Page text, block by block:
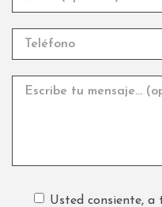
Usted consiente, a